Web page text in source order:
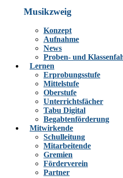
Musikzweig
Konzept
Aufnahme
News
Proben- und
Lernen
Erprobungsstufe
Mittelstufe
Oberstufe
Unterrichtsfächer
Tabu Digital
Begabtenförderung
Mitwirkende
Schulleitung
Mitarbeitende
Gremien
Förderverein
Partner